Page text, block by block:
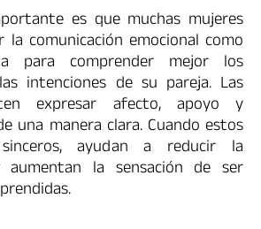
es que muchas mujeres
comunicación emocional como
para comprender mejor los
intenciones de su pareja. Las
expresar afecto, apoyo y
una manera clara. Cuando estos
ayudan a reducir la
aumentan la sensación de ser